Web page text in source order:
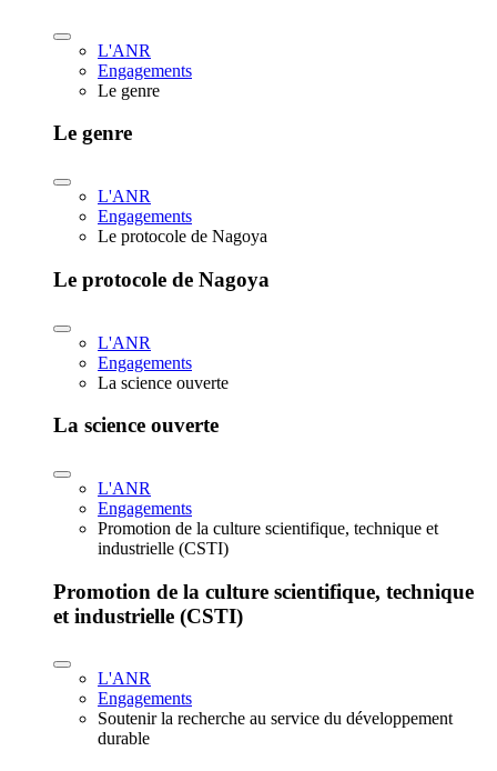
L'ANR
Engagements
Le genre
Le genre
L'ANR
Engagements
Le protocole de Nagoya
Le protocole de Nagoya
L'ANR
Engagements
La science ouverte
La science ouverte
L'ANR
Engagements
Promotion de la culture scientifique, technique et
industrielle (CSTI)
Promotion de la culture scientifique, technique
et industrielle (CSTI)
L'ANR
Engagements
Soutenir la recherche au service du développement
durable